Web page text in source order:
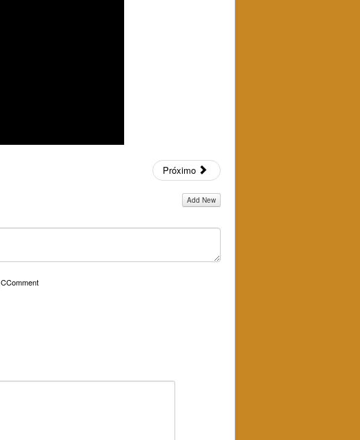
Próximo
Add New
CComment